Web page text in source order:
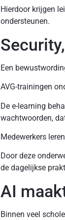
Hierdoor krijgen
ondersteunen.
Een
AVG-trainingen
De e-learning
wachtwoorden,
Medewerkers
Door deze
de dagelijkse
AI
Binnen veel